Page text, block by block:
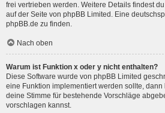
frei vertrieben werden. Weitere Details findest du
auf der Seite von phpBB Limited . Eine
phpBB.de zu finden.
Nach oben
Warum ist Funktion x oder y nicht enthalten?
Diese Software wurde von phpBB Limited
eine Funktion implementiert werden sollte, dann
deine Stimme für bestehende Vorschläge
vorschlagen kannst.